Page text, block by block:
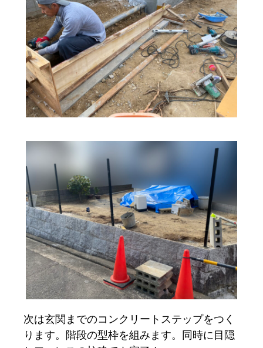
次は玄関までのコンクリートステップをつく
ります。階段の型枠を組みます。同時に目隠